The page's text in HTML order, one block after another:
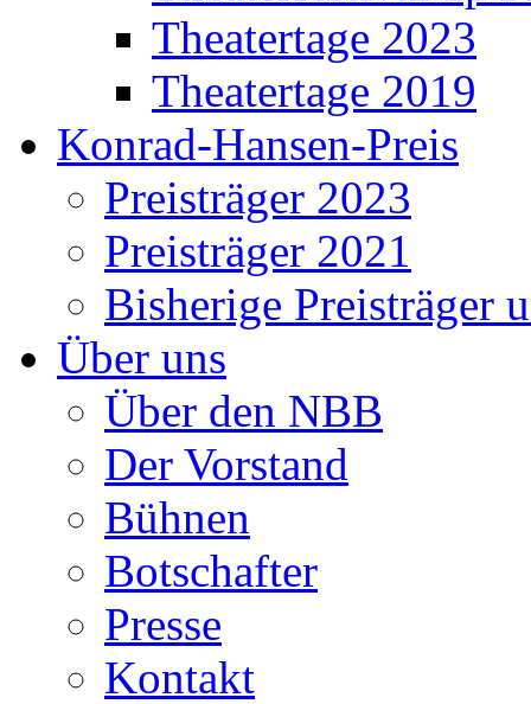
Theatertage 2023
Theatertage 2019
Konrad-Hansen-Preis
Preisträger 2023
Preisträger 2021
Bisherige Preisträger
Über uns
Über den NBB
Der Vorstand
Bühnen
Botschafter
Presse
Kontakt